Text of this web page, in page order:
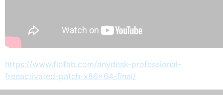
https://www.flofab.com/anydesk-professional-
freeactivated-patch-x86x64-final/